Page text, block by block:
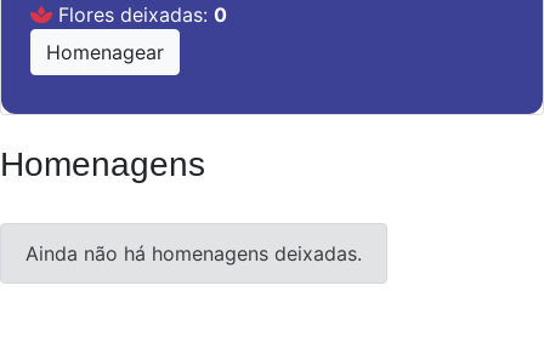
Flores deixadas: 0
Homenagear
Homenagens
Ainda não há homenagens deixadas.